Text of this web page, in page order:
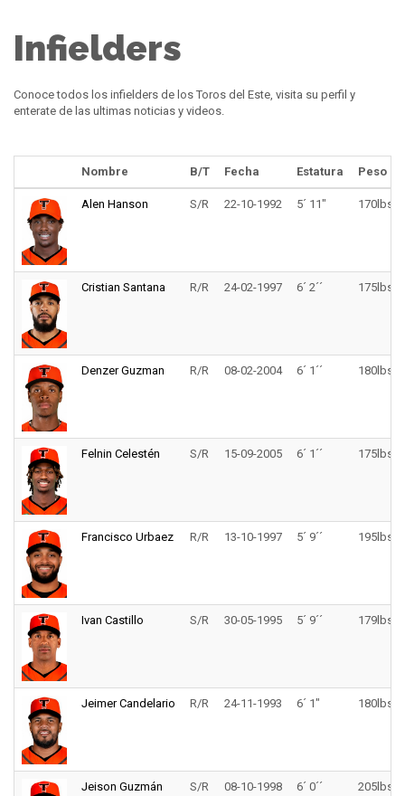
Infielders
Conoce todos los infielders de los Toros del Este, visita su perfil y
enterate de las ultimas noticias y videos.
Nombre B/T Fecha Estatura Peso
Alen Hanson S/R 22-10-1992 5´ 11" 170lbs.
Cristian Santana R/R 24-02-1997 6´ 2´´ 175lbs.
Denzer Guzman R/R 08-02-2004 6´ 1´´ 180lbs.
Felnin Celestén S/R 15-09-2005 6´ 1´´ 175lbs.
Francisco Urbaez R/R 13-10-1997 5´ 9´´ 195lbs.
Ivan Castillo S/R 30-05-1995 5´ 9´´ 179lbs.
Jeimer Candelario R/R 24-11-1993 6´ 1" 180lbs.
Jeison Guzmán S/R 08-10-1998 6´ 0´´ 205lbs.